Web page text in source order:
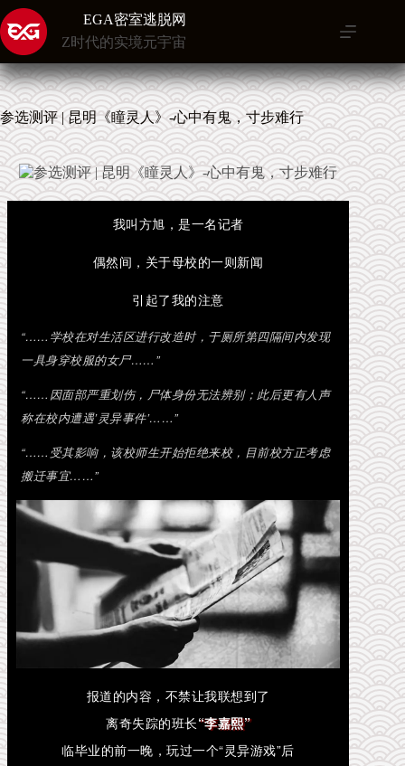
跳
至
内
容
EGA密室逃脱网
Z时代的实境元宇宙
参选测评 | 昆明《瞳灵人》-心中有鬼，寸步难行
我叫方旭，是一名记者
偶然间，关于母校的一则新闻
引起了我的注意
“……学校在对生活区进行改造时，于厕所第四隔间内发现
一具身穿校服的女尸……”
“……因面部严重划伤，尸体身份无法辨别； 此后更有人声
称在校内遭遇’灵异事件’……”
“……受其影响，该校师生开始拒绝来校，目前校方正考虑
搬迁事宜……”
报道的内容，不禁让我联想到了
离奇失踪的班长“李嘉熙”
临毕业的前一晚，玩过一个“灵异游戏”后